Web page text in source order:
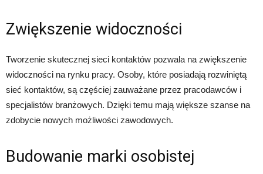
Zwiększenie widoczności
Tworzenie skutecznej sieci kontaktów pozwala na zwiększenie
widoczności na rynku pracy. Osoby, które posiadają rozwiniętą
sieć kontaktów, są częściej zauważane przez pracodawców i
specjalistów branżowych. Dzięki temu mają większe szanse na
zdobycie nowych możliwości zawodowych.
Budowanie marki osobistej